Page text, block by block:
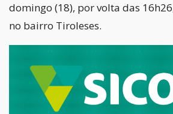
domingo (18), por volta das
no bairro Tiroleses.